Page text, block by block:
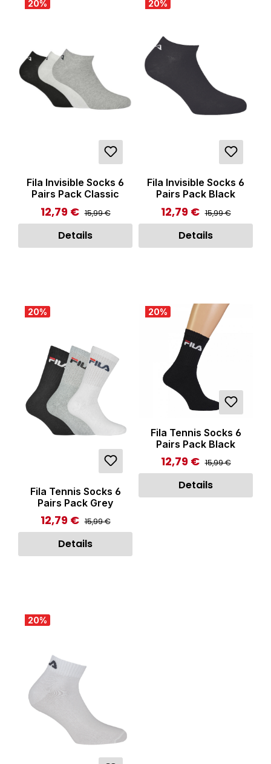
20%
Fila Invisible Socks 6
Pairs Pack Classic
Verkaufspreis:
12,79 € Regulärer Preis:
15,99 €
Details
20%
Fila Invisible Socks 6
Pairs Pack Black
Verkaufspreis:
12,79 € Regulärer Preis:
15,99 €
Details
20%
Fila Tennis Socks 6
Pairs Pack Grey
Verkaufspreis:
12,79 € Regulärer Preis:
15,99 €
Details
20%
Fila Tennis Socks 6
Pairs Pack Black
Verkaufspreis:
12,79 € Regulärer Preis:
15,99 €
Details
20%